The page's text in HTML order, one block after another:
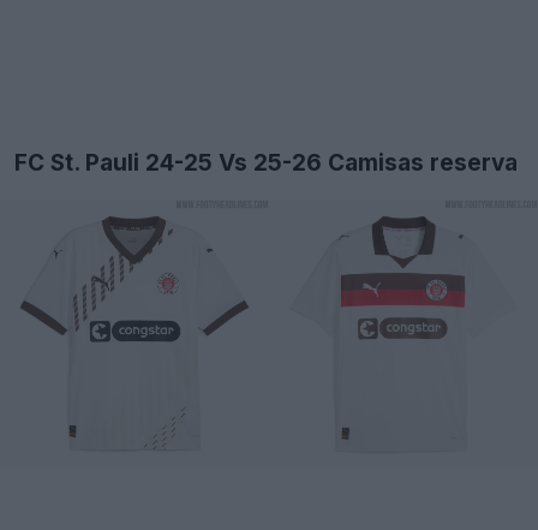
FC St. Pauli 24-25 Vs 25-26 Camisas reserva